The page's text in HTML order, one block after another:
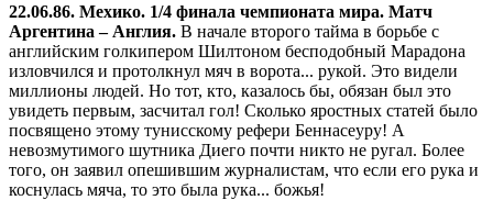
22.06.86. Мехико. 1/4 финала чемпионата мира. Матч
Аргентина – Англия. В начале второго тайма в борьбе с
английским голкипером Шилтоном бесподобный Марадона
изловчился и протолкнул мяч в ворота... рукой. Это видели
миллионы людей. Но тот, кто, казалось бы, обязан был это
увидеть первым, засчитал гол! Сколько яростных статей было
посвящено этому тунисскому рефери Беннасеуру! А
невозмутимого шутника Диего почти никто не ругал. Более
того, он заявил опешившим журналистам, что если его рука и
коснулась мяча, то это была рука... божья!